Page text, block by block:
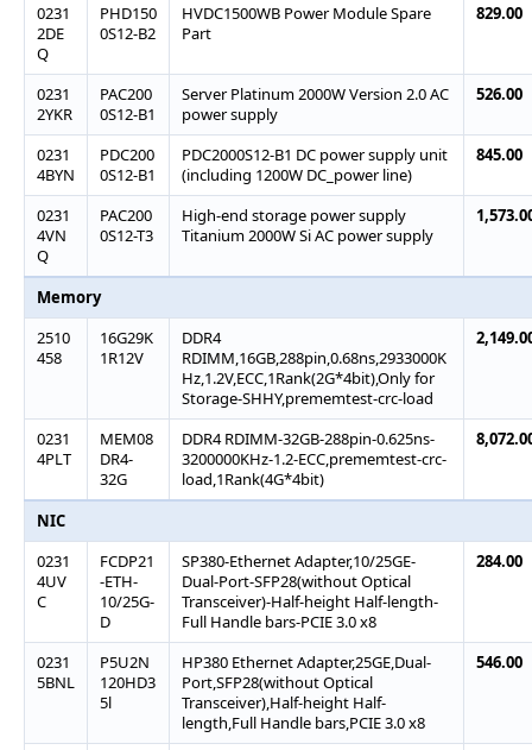
0231
2DE
Q
PHD150
0S12-B2
HVDC1500WB Power Module Spare
Part
829.00
0231
2YKR
PAC200
0S12-B1
Server Platinum 2000W Version 2.0 AC
power supply
526.00
0231
4BYN
PDC200
0S12-B1
PDC2000S12-B1 DC power supply unit
(including 1200W DC_power line)
845.00
0231
4VN
Q
PAC200
0S12-T3
High-end storage power supply
Titanium 2000W Si AC power supply
Memory
2510
458
16G29K
1R12V
DDR4
RDIMM,16GB,288pin,0.68ns,2933000K
Hz,1.2V,ECC,1Rank(2G*4bit),Only for
Storage-SHHY,prememtest-crc-load
0231
4PLT
MEM08
DR4-
32G
DDR4 RDIMM-32GB-288pin-0.625ns-
3200000KHz-1.2-ECC,prememtest-crc-
load,1Rank(4G*4bit)
NIC
0231
4UV
C
FCDP21
-ETH-
10/25G-
D
SP380-Ethernet Adapter,10/25GE-
Dual-Port-SFP28(without Optical
Transceiver)-Half-height Half-length-
Full Handle bars-PCIE 3.0 x8
284.00
0231
5BNL
P5U2N
120HD3
5l
HP380 Ethernet Adapter,25GE,Dual-
Port,SFP28(without Optical
Transceiver),Half-height Half-
length,Full Handle bars,PCIE 3.0 x8
546.00